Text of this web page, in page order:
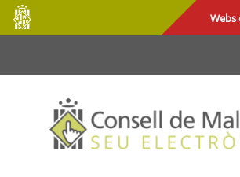
Salta al contingut principal
Consell
de
Mallorca
Webs